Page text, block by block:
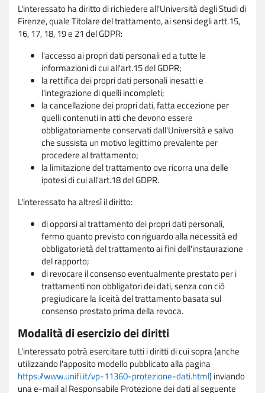
L'interessato ha diritto di richiedere all'Università degli Studi di
Firenze, quale Titolare del trattamento, ai sensi degli artt.15,
16, 17, 18, 19 e 21 del GDPR:
l'accesso ai propri dati personali ed a tutte le
informazioni di cui all'art.15 del GDPR;
la rettifica dei propri dati personali inesatti e
l'integrazione di quelli incompleti;
la cancellazione dei propri dati, fatta eccezione per
quelli contenuti in atti che devono essere
obbligatoriamente conservati dall'Università e salvo
che sussista un motivo legittimo prevalente per
procedere al trattamento;
la limitazione del trattamento ove ricorra una delle
ipotesi di cui all'art.18 del GDPR.
L'interessato ha altresì il diritto:
di opporsi al trattamento dei propri dati personali,
fermo quanto previsto con riguardo alla necessità ed
obbligatorietà del trattamento ai fini dell'instaurazione
del rapporto;
di revocare il consenso eventualmente prestato per i
trattamenti non obbligatori dei dati, senza con ciò
pregiudicare la liceità del trattamento basata sul
consenso prestato prima della revoca.
Modalità di esercizio dei diritti
L'interessato potrà esercitare tutti i diritti di cui sopra (anche
utilizzando l'apposito modello pubblicato alla pagina
https://www.unifi.it/vp-11360-protezione-dati.html) inviando
una e-mail al Responsabile Protezione dei dati al seguente